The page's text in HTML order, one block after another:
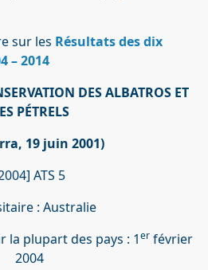
sur les Résultats des dix
– 2014
DES ALBATROS ET
PÉTRELS
19 juin 2001)
ATS 5
: Australie
la plupart des pays : 1er février
2004